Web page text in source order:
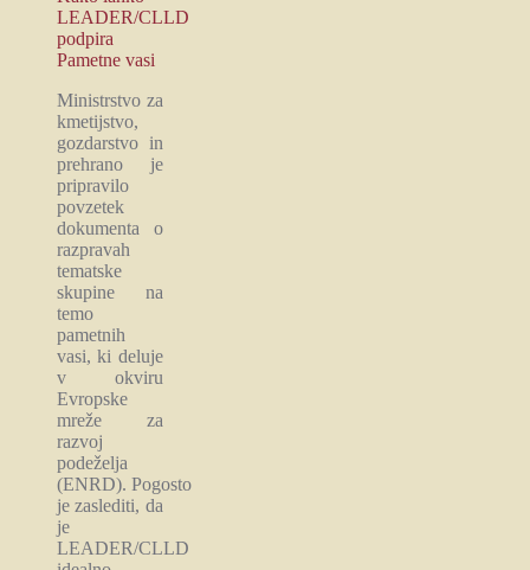
LEADER/CLLD
podpira
Pametne vasi
Ministrstvo za
kmetijstvo,
gozdarstvo in
prehrano je
pripravilo
povzetek
dokumenta o
razpravah
tematske
skupine na
temo
pametnih
vasi, ki deluje
v okviru
Evropske
mreže za
razvoj
podeželja
(ENRD). Pogosto
je zaslediti, da
je
LEADER/CLLD